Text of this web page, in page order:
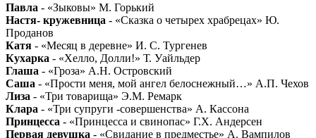
Павла - «Зыковы» М. Горький
Настя- кружевница - «Сказка о четырех храбрецах» Ю.
Проданов
Катя - «Месяц в деревне» И. С. Тургенев
Кухарка - «Хелло, Долли!» Т. Уайльдер
Глаша - «Гроза» А.Н. Островский
Саша - «Прости меня, мой ангел белоснежный…» А.П. Чехов
Лиза - «Три товарища» Э.М. Ремарк
Клара - «Три супруги -совершенства» А. Кассона
Принцесса - «Принцесса и свинопас» Г.Х. Андерсен
Первая девушка - «Свидание в предместье» А. Вампилов